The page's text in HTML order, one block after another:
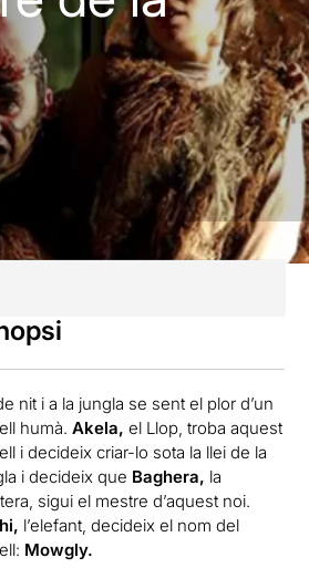
nit i a la jungla se sent el plor d’un
humà.Akela, el Llop, troba aquest
i decideix criar-lo sota la llei de la
i decideix que Baghera, la
sigui el mestre d’aquest noi.
l’elefant, decideix el nom del
Mowgly.